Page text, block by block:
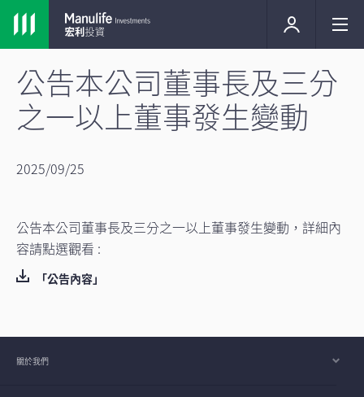
公告本公司董事長及三分
之一以上董事發生變動
2025/09/25
公告本公司董事長及三分之一以上董事發生變動，詳細內
容請點選觀看 :
「公告內容」
關於我們